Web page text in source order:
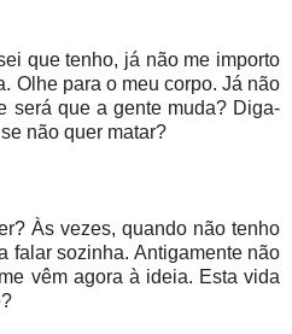
que tenho, já não me importo
Olhe para o meu corpo. Já não
será que a gente muda? Diga-
não quer matar?
Às vezes, quando não tenho
falar sozinha. Antigamente não
vêm agora à ideia. Esta vida